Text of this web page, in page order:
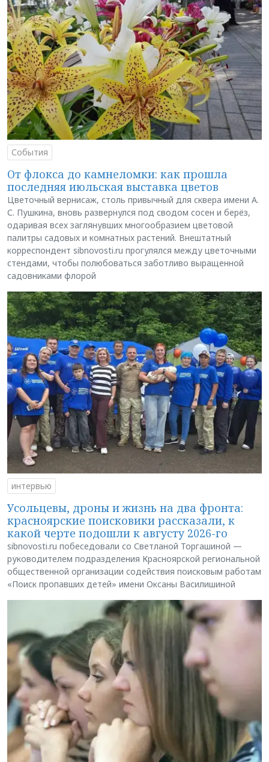
События
От флокса до камнеломки: как прошла
последняя июльская выставка цветов
Цветочный вернисаж, столь привычный для сквера имени А.
С. Пушкина, вновь развернулся под сводом сосен и берёз,
одаривая всех заглянувших многообразием цветовой
палитры садовых и комнатных растений. Внештатный
корреспондент sibnovosti.ru прогулялся между цветочными
стендами, чтобы полюбоваться заботливо выращенной
садовниками флорой
интервью
Усольцевы, дроны и жизнь на два фронта:
красноярские поисковики рассказали, к
какой черте подошли к августу 2026-го
sibnovosti.ru побеседовали со Светланой Торгашиной —
руководителем подразделения Красноярской региональной
общественной организации содействия поисковым работам
«Поиск пропавших детей» имени Оксаны Василишиной